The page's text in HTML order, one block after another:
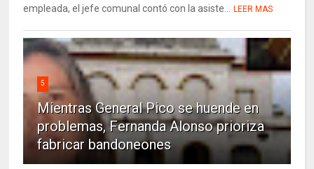
empleada, el jefe comunal contó con la asiste...
LEER MAS
5
Mientras General Pico se huende en
problemas, Fernanda Alonso prioriza
fabricar bandoneones